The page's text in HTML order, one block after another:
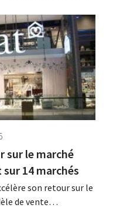
et les meilleurs
cette baisse.
sur le marché
14 marchés
son retour sur le
de vente